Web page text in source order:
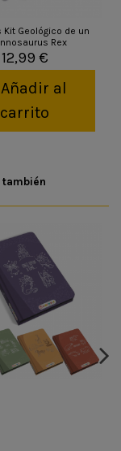
Kit Geológico de un
Rex
12,99 €
Añadir al
carrito